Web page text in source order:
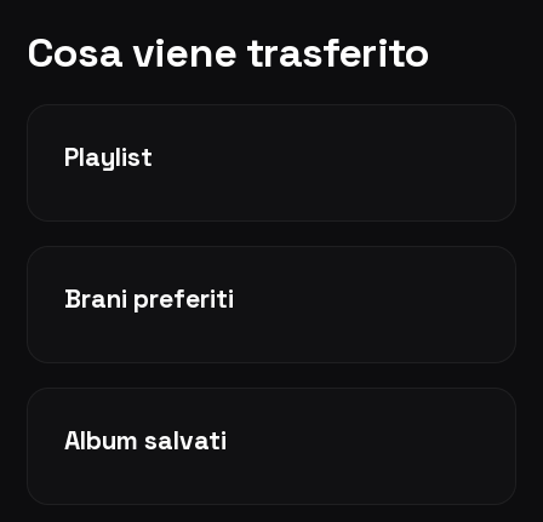
Cosa viene trasferito
Playlist
Brani preferiti
Album salvati